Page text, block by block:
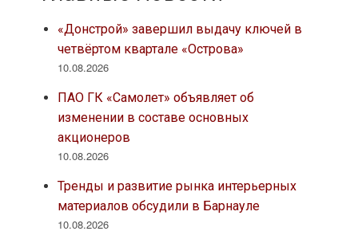
«Донстрой» завершил выдачу ключей в
четвёртом квартале «Острова»
10.08.2026
ПАО ГК «Самолет» объявляет об
изменении в составе основных
акционеров
10.08.2026
Тренды и развитие рынка интерьерных
материалов обсудили в Барнауле
10.08.2026